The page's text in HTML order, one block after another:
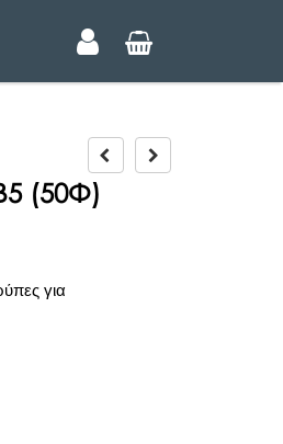
P
r
e
(50Φ)
για